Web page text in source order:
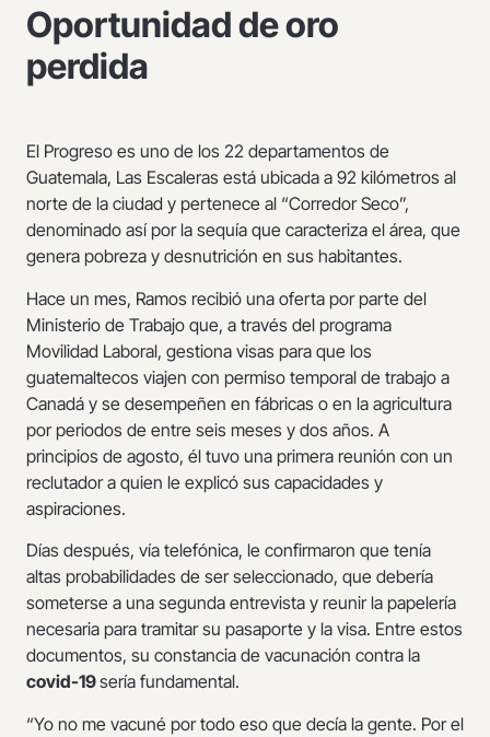
Oportunidad de oro
perdida
El Progreso es uno de los 22 departamentos de
Guatemala, Las Escaleras está ubicada a 92 kilómetros al
norte de la ciudad y pertenece al “Corredor Seco”,
denominado así por la sequía que caracteriza el área, que
genera pobreza y desnutrición en sus habitantes.
Hace un mes, Ramos recibió una oferta por parte del
Ministerio de Trabajo que, a través del programa
Movilidad Laboral, gestiona visas para que los
guatemaltecos viajen con permiso temporal de trabajo a
Canadá y se desempeñen en fábricas o en la agricultura
por periodos de entre seis meses y dos años. A
principios de agosto, él tuvo una primera reunión con un
reclutador a quien le explicó sus capacidades y
aspiraciones.
Días después, vía telefónica, le confirmaron que tenía
altas probabilidades de ser seleccionado, que debería
someterse a una segunda entrevista y reunir la papelería
necesaria para tramitar su pasaporte y la visa. Entre estos
documentos, su constancia de vacunación contra la
covid-19sería fundamental.
“Yo no me vacuné por todo eso que decía la gente. Por el